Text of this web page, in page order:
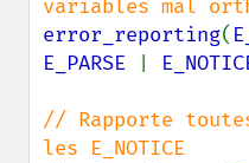
error_reporting(
E_PARSE
// Rapporte
les E_NOTICE